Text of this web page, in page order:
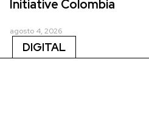
Initiative Colombia
agosto 4, 2026
DIGITAL